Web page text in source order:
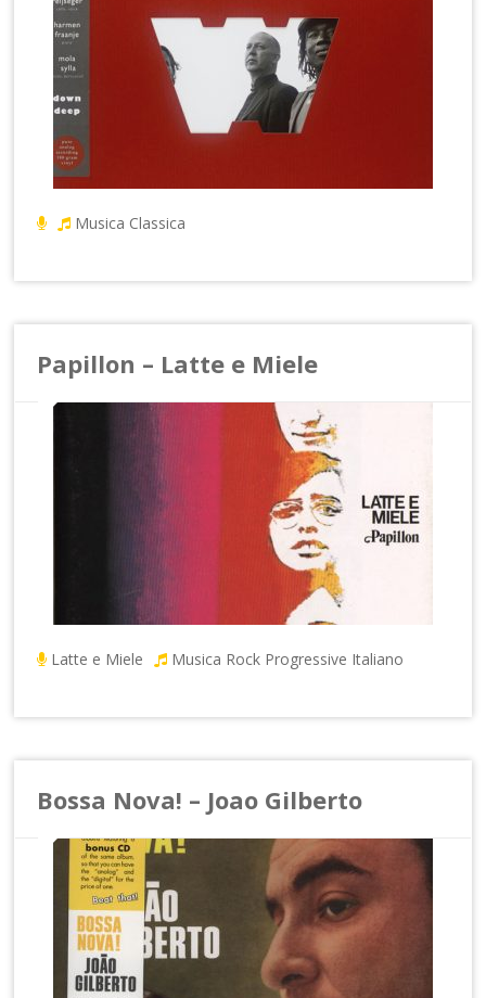
Musica Classica
Papillon – Latte e Miele
Latte e Miele Musica Rock Progressive Italiano
Bossa Nova! – Joao Gilberto